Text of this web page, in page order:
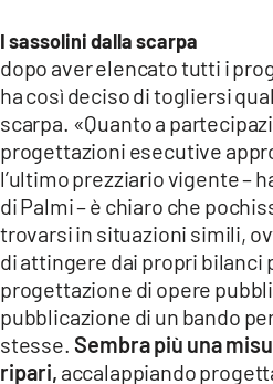
I sassolini dalla scarpa
dopo aver elencato tutti i
ha così deciso di togliersi
scarpa. «Quanto a
progettazioni esecutive
l’ultimo prezziario vigente –
di Palmi – è chiaro che
trovarsi in situazioni simili,
di attingere dai propri bilanci
progettazione di opere
pubblicazione di un bando
stesse. Sembra più una
ripari, accalappiando